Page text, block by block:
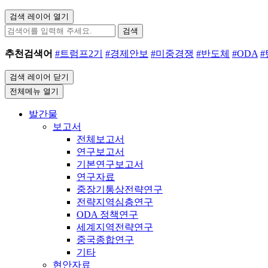
검색 레이어 열기
검색
추천검색어 #트럼프2기 #경제안보 #미중경쟁 #반도체 #ODA #
검색 레이어 닫기
전체메뉴 열기
발간물
보고서
전체보고서
연구보고서
기본연구보고서
연구자료
중장기통상전략연구
전략지역심층연구
ODA 정책연구
세계지역전략연구
중국종합연구
기타
현안자료